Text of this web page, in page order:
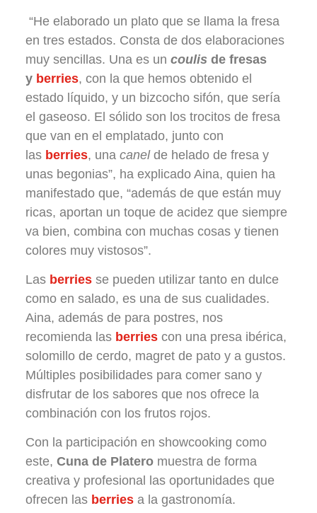
“He elaborado un plato que se llama la fresa
en tres estados. Consta de dos elaboraciones
muy sencillas. Una es un coulis de fresas
y berries, con la que hemos obtenido el
estado líquido, y un bizcocho sifón, que sería
el gaseoso. El sólido son los trocitos de fresa
que van en el emplatado, junto con
las berries, una canelde helado de fresa y
unas begonias”, ha explicado Aina, quien ha
manifestado que, “además de que están muy
ricas, aportan un toque de acidez que siempre
va bien, combina con muchas cosas y tienen
colores muy vistosos”.
Las berriesse pueden utilizar tanto en dulce
como en salado, es una de sus cualidades.
Aina, además de para postres, nos
recomienda las berriescon una presa ibérica,
solomillo de cerdo, magret de pato y a gustos.
Múltiples posibilidades para comer sano y
disfrutar de los sabores que nos ofrece la
combinación con los frutos rojos.
Con la participación en showcooking como
este, Cuna de Plateromuestra de forma
creativa y profesional las oportunidades que
ofrecen las berriesa la gastronomía.